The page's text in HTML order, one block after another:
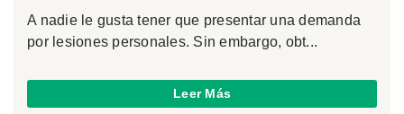
A nadie le gusta tener que presentar una demanda
por lesiones personales. Sin embargo, obt...
Leer Más